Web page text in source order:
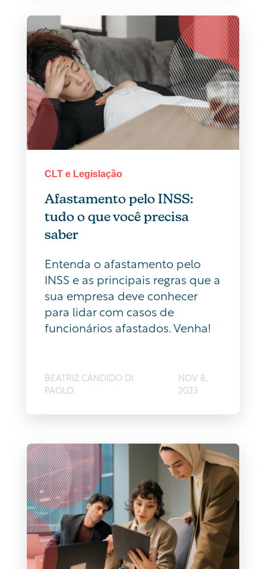
CLT e Legislação
Afastamento pelo INSS:
tudo o que você precisa
saber
Entenda o afastamento pelo
INSS e as principais regras que a
sua empresa deve conhecer
para lidar com casos de
funcionários afastados. Venha!
BEATRIZ CANDIDO DI
PAOLO
NOV 8,
2023